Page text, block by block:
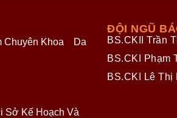
Chuyên Khoa Da
Sở Kế Hoạch Và
ĐỘI NGŨ
BS.CKII Trần
BS.CKI Phạm
BS.CKI Lê